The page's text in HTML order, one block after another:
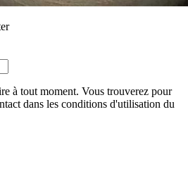
à tout moment. Vous trouverez pour
dans les conditions d'utilisation du